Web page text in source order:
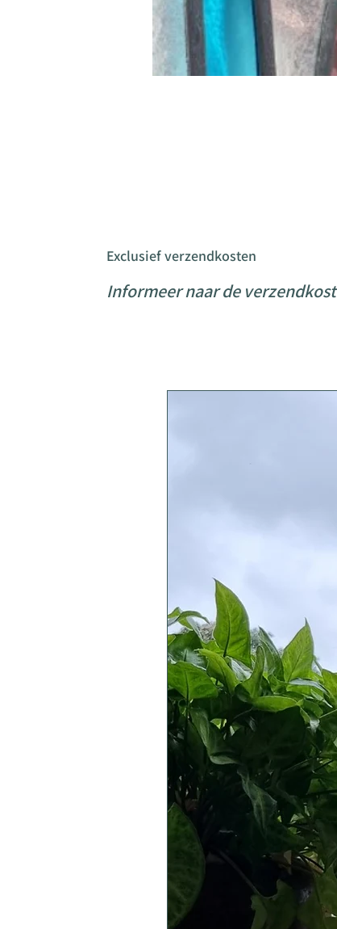
Exclusief verzendkosten
Informeer naar de